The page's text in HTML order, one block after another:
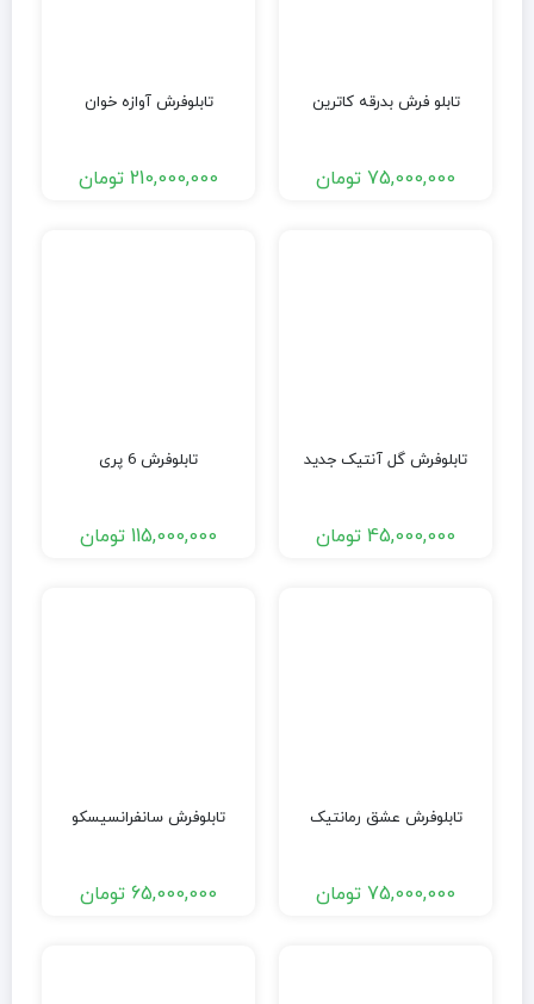
تابلو فرش بدرقه کاترین
75,000,000 تومان
تابلوفرش آوازه خوان
210,000,000 تومان
تابلوفرش گل آنتیک جدید
45,000,000 تومان
تابلوفرش 6 پری
115,000,000 تومان
تابلوفرش عشق رمانتیک
75,000,000 تومان
تابلوفرش سانفرانسیسکو
65,000,000 تومان